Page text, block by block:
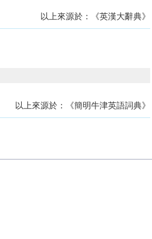
以上來源於：《英漢大辭典》
以上來源於：《簡明牛津英語詞典》